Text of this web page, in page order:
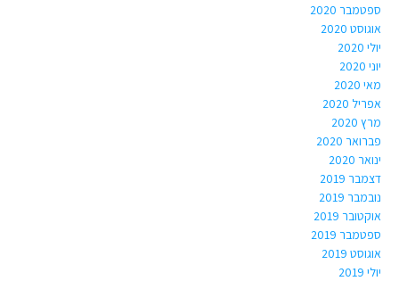
ספטמבר 2020
אוגוסט 2020
יולי 2020
יוני 2020
מאי 2020
אפריל 2020
מרץ 2020
פברואר 2020
ינואר 2020
דצמבר 2019
נובמבר 2019
אוקטובר 2019
ספטמבר 2019
אוגוסט 2019
יולי 2019